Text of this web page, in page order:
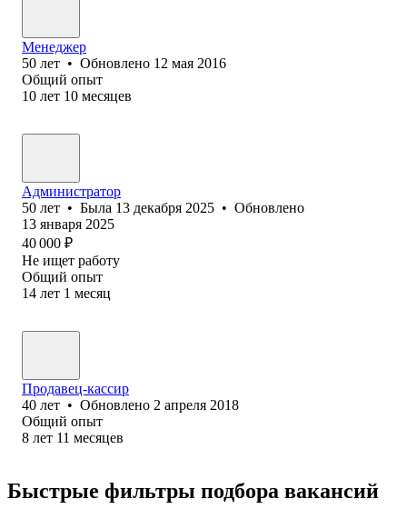
Менеджер
50 лет • Обновлено 12 мая 2016
Общий опыт
10 лет 10 месяцев
Администратор
50 лет • Была 13 декабря 2025 • Обновлено
13 января 2025
40 000 ₽
Не ищет работу
Общий опыт
14 лет 1 месяц
Продавец-кассир
40 лет • Обновлено 2 апреля 2018
Общий опыт
8 лет 11 месяцев
Быстрые фильтры подбора вакансий